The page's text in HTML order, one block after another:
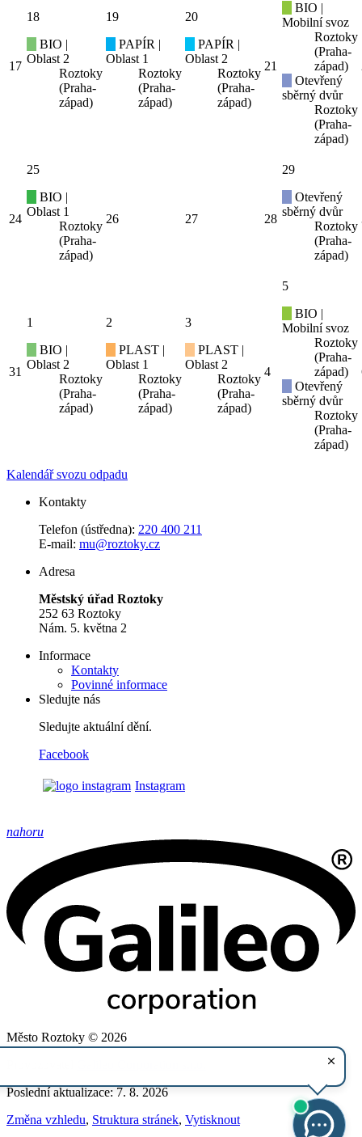
17
18
BIO |
Oblast 2
Roztoky
(Praha-
západ)
19
PAPÍR |
Oblast 1
Roztoky
(Praha-
západ)
20
PAPÍR |
Oblast 2
Roztoky
(Praha-
západ)
21
BIO |
Mobilní svoz
Roztoky
(Praha-
západ)
Otevřený
sběrný dvůr
Roztoky
(Praha-
západ)
24
25
BIO |
Oblast 1
Roztoky
(Praha-
západ)
26 27 28
29
Otevřený
sběrný dvůr
Roztoky
(Praha-
západ)
31
1
BIO |
Oblast 2
Roztoky
(Praha-
západ)
2
PLAST |
Oblast 1
Roztoky
(Praha-
západ)
3
PLAST |
Oblast 2
Roztoky
(Praha-
západ)
4
5
BIO |
Mobilní svoz
Roztoky
(Praha-
západ)
Otevřený
sběrný dvůr
Roztoky
(Praha-
západ)
Kalendář svozu odpadu
Kontakty
Telefon (ústředna): 220 400 211
E-mail: mu@roztoky.cz
Adresa
Městský úřad Roztoky
252 63 Roztoky
Nám. 5. května 2
Informace
Kontakty
Povinné informace
Sledujte nás
Sledujte aktuální dění.
Facebook
Instagram
nahoru
Město Roztoky © 2026
Poslední aktualizace: 7. 8. 2026
Změna vzhledu, Struktura stránek, Vytisknout